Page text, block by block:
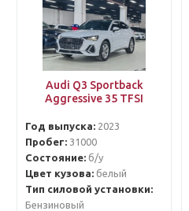
Audi Q3 Sportback
Aggressive 35 TFSI
Год выпуска:2023
Пробег:31000
Состояние:б/у
Цвет кузова:белый
Тип силовой установки:
Бензиновый